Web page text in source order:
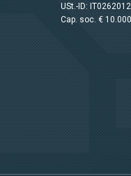
USt.-ID:
Cap. soc. € 10.000